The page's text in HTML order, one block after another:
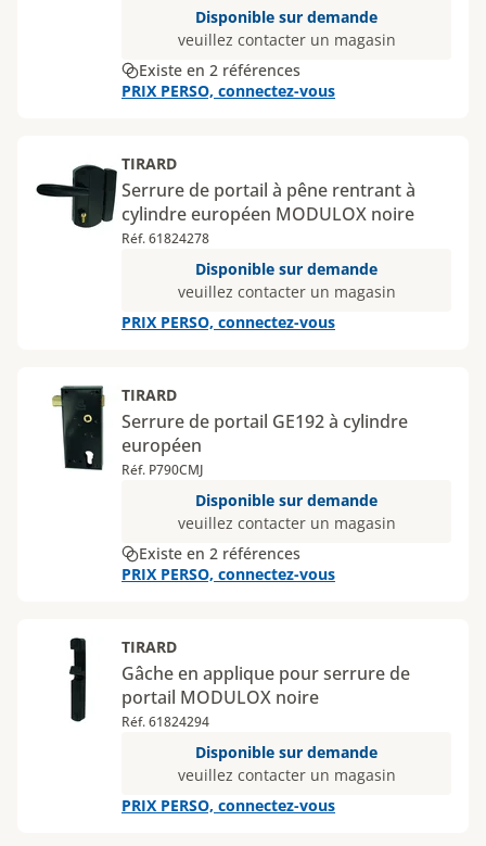
Disponible sur demande
veuillez contacter un magasin
Existe en 2 références
PRIX PERSO, connectez-vous
TIRARD
Serrure de portail à pêne rentrant à
cylindre européen MODULOX noire
Réf. 61824278
Disponible sur demande
veuillez contacter un magasin
PRIX PERSO, connectez-vous
TIRARD
Serrure de portail GE192 à cylindre
européen
Réf. P790CMJ
Disponible sur demande
veuillez contacter un magasin
Existe en 2 références
PRIX PERSO, connectez-vous
TIRARD
Gâche en applique pour serrure de
portail MODULOX noire
Réf. 61824294
Disponible sur demande
veuillez contacter un magasin
PRIX PERSO, connectez-vous